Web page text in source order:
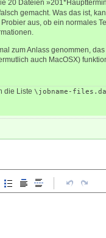
20 Dateien
gemacht. Was das ist,
aus, ob ein normales
zum Anlass genommen,
auch MacOSX)
die Liste \jobname-